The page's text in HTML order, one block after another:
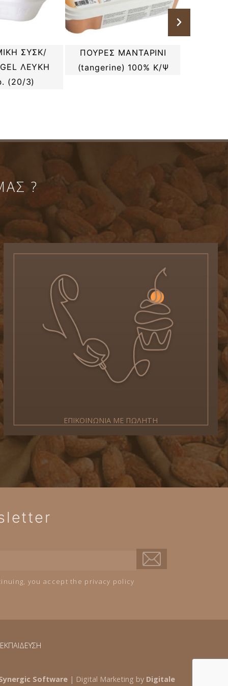
ΣΥΣΚ/
ΛΕΥΚΗ
(20/3)
ΠΟΥΡΕΣ ΜΑΝΤΑΡΙΝΙ
(tangerine) 100% Κ/Ψ
?
ΕΠΙΚΟΙΝΩΝΙΑ ΜΕ ΠΩΛΗΤΗ
you accept the privacy policy
ΕΚΠΑΙΔΕΥΣΗ
Software| Digital Marketing by Digitale